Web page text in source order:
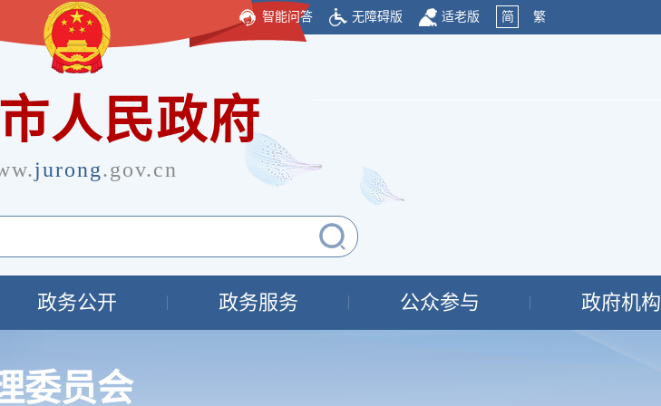
智能问答 无障碍版 适老版 简 繁
人民政府
jurong.gov.cn
政务公开 政务服务 公众参与 政府机构
委员会